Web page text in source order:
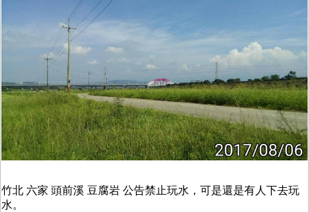
竹北 六家 頭前溪 豆腐岩 公告禁止玩水，可是還是有人下去玩
水。